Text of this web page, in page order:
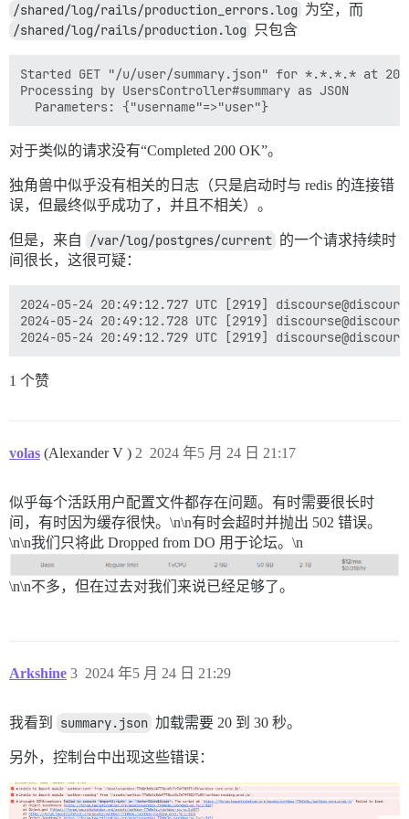
/shared/log/rails/production_errors.log 为空，而
/shared/log/rails/production.log 只包含
Started GET "/u/user/summary.json" for *.*.*.* at
Processing by UsersController#summary as JSON
对于类似的请求没有“Completed 200 OK”。
独角兽中似乎没有相关的日志（只是启动时与 redis 的连接错
误，但最终似乎成功了，并且不相关）。
但是，来自 /var/log/postgres/current 的一个请求持续时
间很长，这很可疑：
2024-05-24 20:49:12.727 UTC [2919]
2024-05-24 20:49:12.728 UTC [2919]
1 个赞
volas (Alexander V ) 2024 年5 月 24 日 21:17
2
似乎每个活跃用户配置文件都存在问题。有时需要很长时
间，有时因为缓存很快。\n\n有时会超时并抛出 502 错误。
\n\n我们只将此 Dropped from DO 用于论坛。\n
\n\n不多，但在过去对我们来说已经足够了。
Arkshine 2024 年5 月 24 日 21:29
3
我看到 summary.json 加载需要 20 到 30 秒。
另外，控制台中出现这些错误：